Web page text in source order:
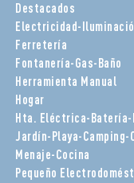
Destacados
Electricidad-
Ferretería
Fontanería-Gas-Baño
Herramienta Manual
Hogar
Hta. Eléctrica-Batería-
Jardín-Playa-Camping-
Menaje-Cocina
Pequeño